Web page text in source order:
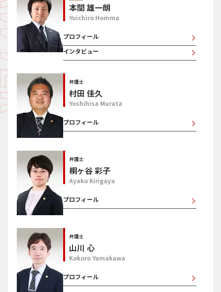
本間 雄一朗
Yuichiro Homma
プロフィール
インタビュー
弁護士
村田 佳久
Yoshihisa Murata
プロフィール
弁護士
桐ヶ谷 彩子
Ayako Kirigaya
プロフィール
弁護士
山川 心
Kokoro Yamakawa
プロフィール